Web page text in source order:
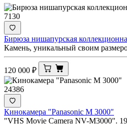
7130
Бирюза нишапурская
Камень, уникальный своим
120 000 ₽
24386
Кинокамера "Panasonic M 3000"
"VHS Movie Camera NV-M3000".